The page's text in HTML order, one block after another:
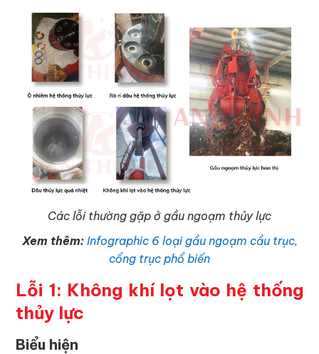
Các lỗi thường gặp ở gầu ngoạm thủy lực
Xem thêm: Infographic 6 loại gầu ngoạm cầu trục,
cổng trục phổ biến
Lỗi 1: Không khí lọt vào hệ thống
thủy lực
Biểu hiện